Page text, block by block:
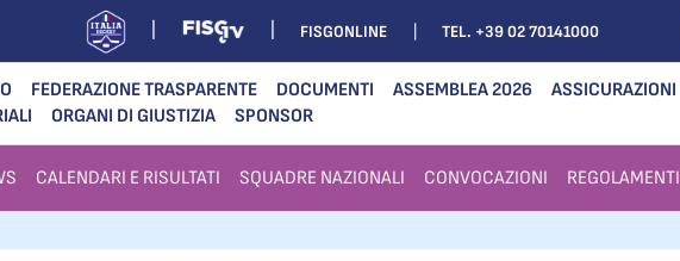
FISGONLINE TEL. +39 02 70141000
FEDERAZIONE TRASPARENTE DOCUMENTI ASSEMBLEA 2026
ASSICURAZIONI
ORGANI DI GIUSTIZIA SPONSOR
CALENDARI E RISULTATI SQUADRE NAZIONALI CONVOCAZIONI REGOLAMENTI